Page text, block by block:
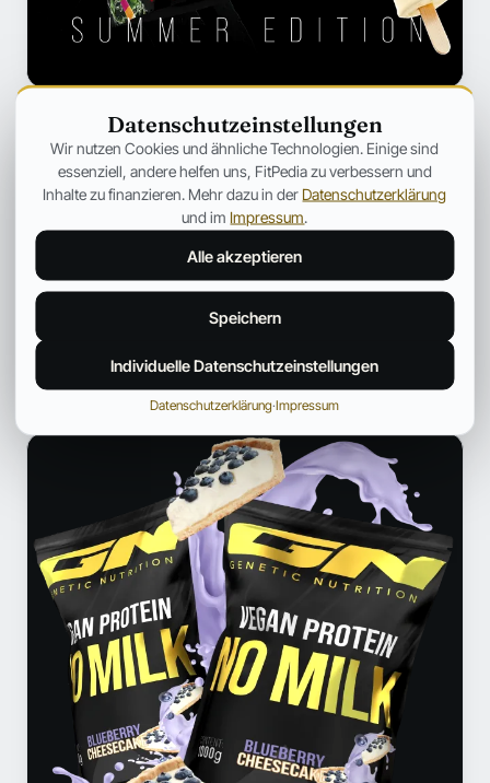
Fitpedia Redaktionsteam
Ein interdisziplinäres Redaktionsteam mit Fokus auf Sport,
verständlich auf und ordnet News aus der Fitnessindustrie ein.
Profil und weitere Beiträge →
Datenschutzeinstellungen
Wir nutzen Cookies und ähnliche Technologien. Einige sind
essenziell, andere helfen uns, FitPedia zu verbessern und
Inhalte zu finanzieren. Mehr dazu in der Datenschutzerklärung
und im Impressum.
Alle akzeptieren
Speichern
Individuelle Datenschutzeinstellungen
Datenschutzerklärung·Impressum